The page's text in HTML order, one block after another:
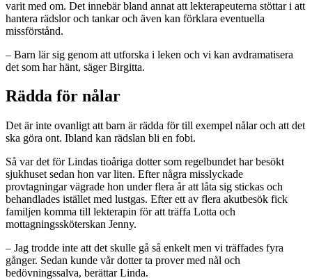
varit med om. Det innebär bland annat att lekterapeuterna stöttar i att
hantera rädslor och tankar och även kan förklara eventuella
missförstånd.
– Barn lär sig genom att utforska i leken och vi kan avdramatisera
det som har hänt, säger Birgitta.
Rädda för nålar
Det är inte ovanligt att barn är rädda för till exempel nålar och att det
ska göra ont. Ibland kan rädslan bli en fobi.
Så var det för Lindas tioåriga dotter som regelbundet har besökt
sjukhuset sedan hon var liten. Efter några misslyckade
provtagningar vägrade hon under flera år att låta sig stickas och
behandlades istället med lustgas. Efter ett av flera akutbesök fick
familjen komma till lekterapin för att träffa Lotta och
mottagningssköterskan Jenny.
– Jag trodde inte att det skulle gå så enkelt men vi träffades fyra
gånger. Sedan kunde vår dotter ta prover med nål och
bedövningssalva, berättar Linda.